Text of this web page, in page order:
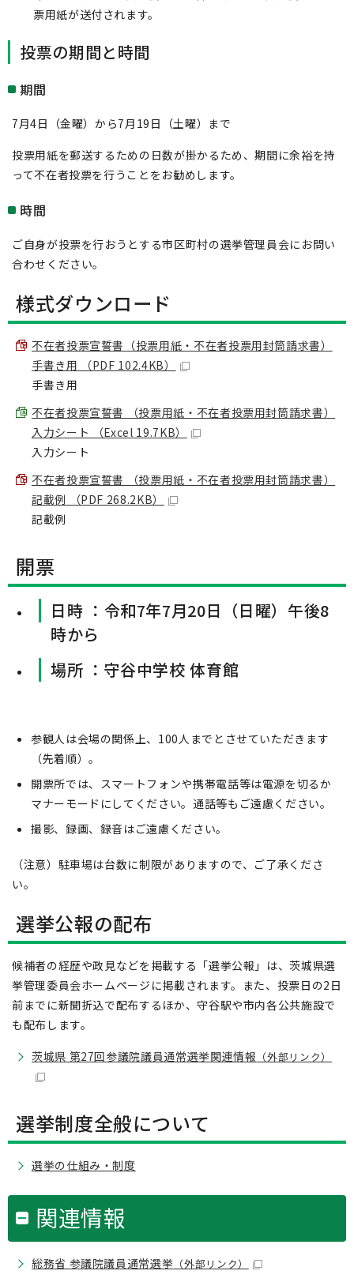
票用紙が送付されます。
投票の期間と時間
期間
7月4日（金曜）から7月19日（土曜）まで
投票用紙を郵送するための日数が掛かるため、期間に余裕を持
って不在者投票を行うことをお勧めします。
時間
ご自身が投票を行おうとする市区町村の選挙管理員会にお問い
合わせください。
様式ダウンロード
不在者投票宣誓書（投票用紙・不在者投票用封筒請求書）
手書き用 （PDF 102.4KB）
手書き用
不在者投票宣誓書 （投票用紙・不在者投票用封筒請求書）
入力シート （Excel 19.7KB）
入力シート
不在者投票宣誓書 （投票用紙・不在者投票用封筒請求書）
記載例 （PDF 268.2KB）
記載例
開票
日時 ：令和7年7月20日（日曜）午後8
時から
場所 ：守谷中学校 体育館
参観人は会場の関係上、100人までとさせていただきます
（先着順）。
開票所では、スマートフォンや携帯電話等は電源を切るか
マナーモードにしてください。通話等もご遠慮ください。
撮影、録画、録音はご遠慮ください。
（注意）駐車場は台数に制限がありますので、ご了承くださ
い。
選挙公報の配布
候補者の経歴や政見などを掲載する「選挙公報」は、茨城県選
挙管理委員会ホームページに掲載されます。また、投票日の2日
前までに新聞折込で配布するほか、守谷駅や市内各公共施設で
も配布します。
茨城県 第27回参議院議員通常選挙関連情報 （外部リンク）
選挙制度全般について
選挙の仕組み・制度
関連情報
総務省 参議院議員通常選挙 （外部リンク）